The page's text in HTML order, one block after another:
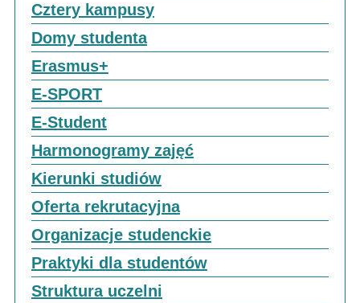
Cztery kampusy
Domy studenta
Erasmus+
E-SPORT
E-Student
Harmonogramy zajęć
Kierunki studiów
Oferta rekrutacyjna
Organizacje studenckie
Praktyki dla studentów
Struktura uczelni